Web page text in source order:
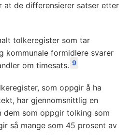
at de differensierer satser etter
tolkeregister som tar
kommunale formidlere svarer
om timesats. 9
som oppgir å ha
har gjennomsnittlig en
dem som oppgir tolking som
så mange som 45 prosent av